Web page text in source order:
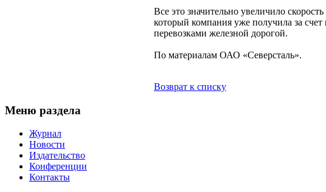
Все это значительно увеличило
который компания уже получила за
перевозками железной дорогой.
По материалам ОАО «Северсталь».
Возврат к списку
Меню раздела
Журнал
Новости
Издательство
Конференции
Контакты